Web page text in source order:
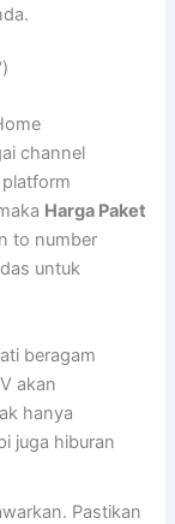
channel
Harga Paket
to number
untuk
beragam
akan
hanya
juga hiburan
Pastikan